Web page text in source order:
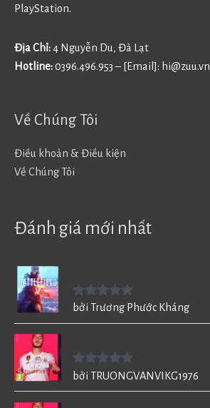
PlayStation.
Địa Chỉ:4 Nguyễn Du, Đà Lạt
Hotline:0396.496.953 – [Email]: hi@zuu.vn
Về Chúng Tôi
Điều khoản & Điều kiện
Về Chúng Tôi
Đánh giá mới nhất
Được xếp
bởi Trương Phước Kháng
Được xếp
bởi TRUONGVANVIKG1976